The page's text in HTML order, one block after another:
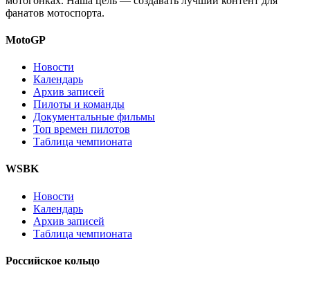
фанатов мотоспорта.
MotoGP
Новости
Календарь
Архив записей
Пилоты и команды
Документальные фильмы
Топ времен пилотов
Таблица чемпионата
WSBK
Новости
Календарь
Архив записей
Таблица чемпионата
Российское кольцо